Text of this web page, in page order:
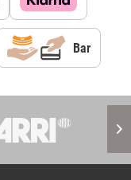
Bar